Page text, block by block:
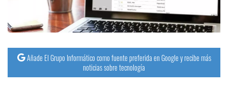
Añade El Grupo Informático como fuente preferida en Google y recibe más
noticias sobre tecnología